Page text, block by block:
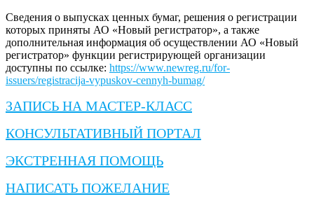
Сведения о выпусках ценных бумаг, решения о регистрации
которых приняты АО «Новый регистратор», а также
дополнительная информация об осуществлении АО «Новый
регистратор» функции регистрирующей организации
доступны по ссылке: https://www.newreg.ru/for-
issuers/registracija-vypuskov-cennyh-bumag/
ЗАПИСЬ НА МАСТЕР-КЛАСС
КОНСУЛЬТАТИВНЫЙ ПОРТАЛ
ЭКСТРЕННАЯ ПОМОЩЬ
НАПИСАТЬ ПОЖЕЛАНИЕ